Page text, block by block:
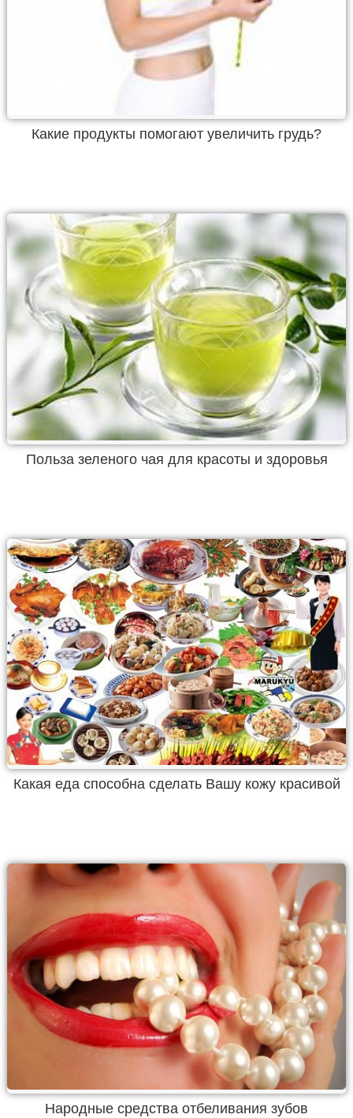
Какие продукты помогают увеличить грудь?
Польза зеленого чая для красоты и здоровья
Какая еда способна сделать Вашу кожу красивой
Народные средства отбеливания зубов